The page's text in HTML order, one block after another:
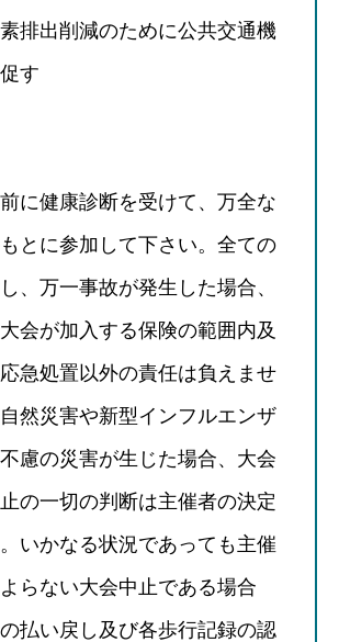
排出削減のために公共交通機
す
に健康診断を受けて、万全な
とに参加して下さい。全ての
、万一事故が発生した場合、
会が加入する保険の範囲内及
急処置以外の責任は負えませ
然災害や新型インフルエンザ
慮の災害が生じた場合、大会
の一切の判断は主催者の決定
いかなる状況であっても主催
らない大会中止である場合
払い戻し及び各歩行記録の認